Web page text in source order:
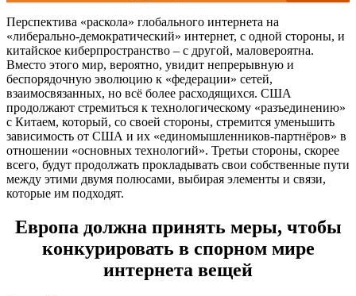
Перспектива «раскола» глобального интернета на
«либерально-демократический» интернет, с одной стороны, и
китайское киберпространство – с другой, маловероятна.
Вместо этого мир, вероятно, увидит непрерывную и
беспорядочную эволюцию к «федерации» сетей,
взаимосвязанных, но всё более расходящихся. США
продолжают стремиться к технологическому «разъединению»
с Китаем, который, со своей стороны, стремится уменьшить
зависимость от США и их «единомышленников-партнёров» в
отношении «основных технологий». Третьи стороны, скорее
всего, будут продолжать прокладывать свои собственные пути
между этими двумя полюсами, выбирая элементы и связи,
которые им подходят.
Европа должна принять меры, чтобы
конкурировать в спорном мире
интернета вещей